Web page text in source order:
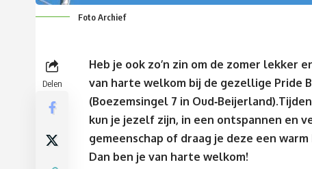
Foto Archief
Delen
Heb je ook zo’n zin om de zomer lekker
van harte welkom bij de gezellige Pride
(Boezemsingel 7 in
kun je jezelf zijn, in een ontspannen en
gemeenschap of draag je deze een
Dan ben je van harte welkom!